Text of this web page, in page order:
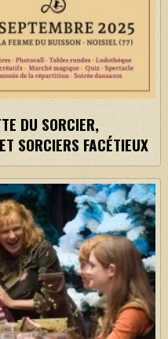
DU SORCIER,
SORCIERS FACÉTIEUX